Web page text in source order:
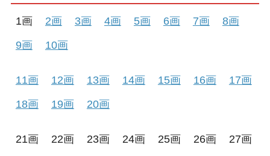
1画 2画 3画 4画 5画 6画 7画
8画
9画
10画
11画 12画 13画 14画 15画 16画
17画
18画
19画 20画
21画 22画 23画 24画 25画 26画
27画